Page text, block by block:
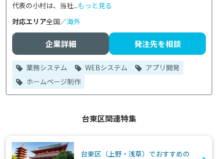
代表の小村は、当社...もっと見る
対応エリア全国／海外
企業詳細 発注先を相談
業務システム WEBシステム
アプリ開発
ホームページ制作
台東区関連特集
台東区（上野・浅草）でおすすめの